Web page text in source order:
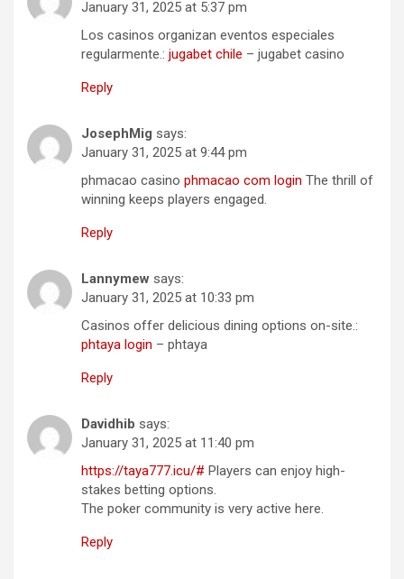
January 31, 2025 at 5:37 pm
Los casinos organizan eventos especiales
regularmente.: jugabet chile – jugabet casino
Reply
JosephMig says:
January 31, 2025 at 9:44 pm
phmacao casino phmacao com login The thrill of
winning keeps players engaged.
Reply
Lannymew says:
January 31, 2025 at 10:33 pm
Casinos offer delicious dining options on-site.:
phtaya login – phtaya
Reply
Davidhib says:
January 31, 2025 at 11:40 pm
https://taya777.icu/# Players can enjoy high-
stakes betting options.
The poker community is very active here.
Reply